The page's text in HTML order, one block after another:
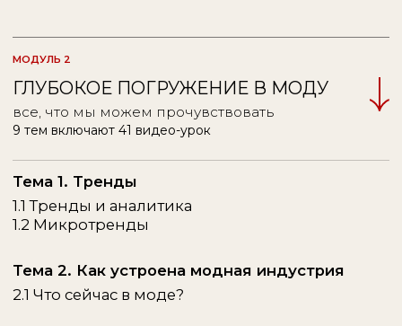
7. Лекция Инны Рыжик
6. Лекция Анны Крафт
«Визуал для социальных сетей»
«Личный бренд стилиста»
* программа лицензирована Департаментом образования
и науки города Москвы